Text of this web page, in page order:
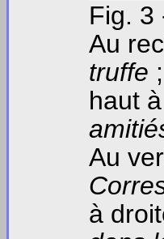
Fig. 3
Au
truffe ;
haut
Au
à